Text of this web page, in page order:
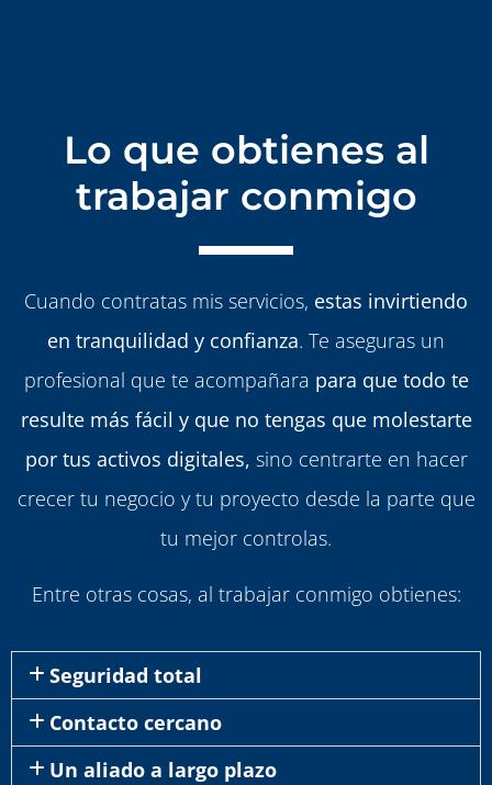
Lo que obtienes al
trabajar conmigo
Cuando contratas mis servicios, estas invirtiendo
en tranquilidad y confianza. Te aseguras un
profesional que te acompañara para que todo te
resulte más fácil y que no tengas que molestarte
por tus activos digitales, sino centrarte en hacer
crecer tu negocio y tu proyecto desde la parte que
tu mejor controlas.
Entre otras cosas, al trabajar conmigo obtienes:
Seguridad total
Contacto cercano
Un aliado a largo plazo